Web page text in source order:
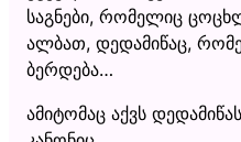
საგნები, რომელიც
ალბათ, დედამიწაც,
ბერდება…
ამიტომაც აქვს